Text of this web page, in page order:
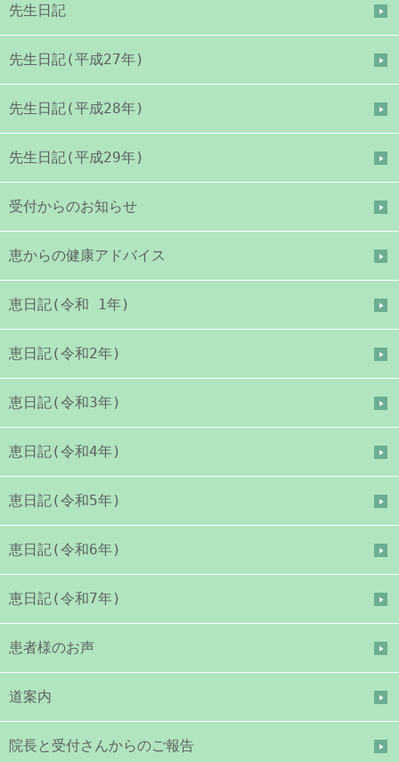
先生日記
先生日記(平成27年)
先生日記(平成28年)
先生日記(平成29年)
受付からのお知らせ
恵からの健康アドバイス
恵日記(令和 1年)
恵日記(令和2年)
恵日記(令和3年)
恵日記(令和4年)
恵日記(令和5年)
恵日記(令和6年)
恵日記(令和7年)
患者様のお声
道案内
院長と受付さんからのご報告